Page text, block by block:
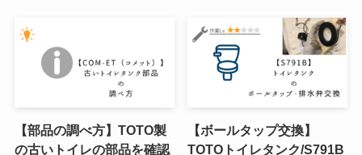
【部品の調べ方】TOTO製
の古いトイレの部品を確認
【ボールタップ交換】
TOTOトイレタンク/S791B